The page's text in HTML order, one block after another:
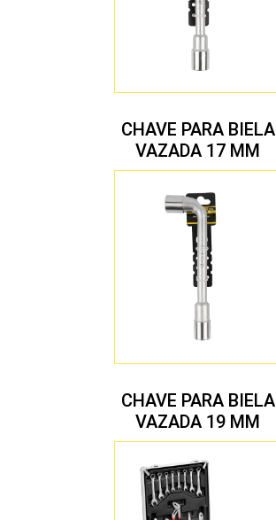
CHAVE PARA BIELA
VAZADA 17 MM
CHAVE PARA BIELA
VAZADA 19 MM